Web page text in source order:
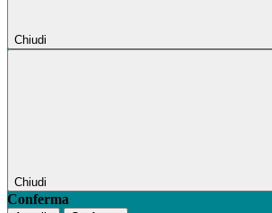
Chiudi
Chiudi
Conferma